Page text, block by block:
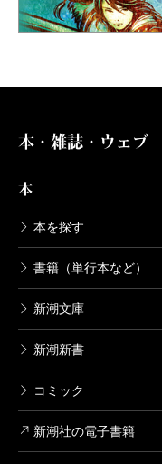
本・雑誌・ウェブ
本
本を探す
書籍（単行本など）
新潮文庫
新潮新書
コミック
新潮社の電子書籍